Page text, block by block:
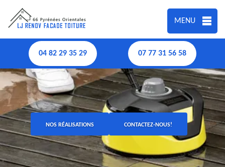
MENU
04 82 29 35 29 07 77 31 56 58
NOS RÉALISATIONS CONTACTEZ-NOUS!